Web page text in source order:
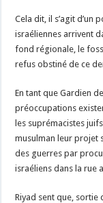
Cela dit, il s’agit d’un
israéliennes arrivent
fond régionale, le
refus obstiné de ce
En tant que Gardien
préoccupations
les suprémacistes
musulman leur projet
des guerres par
israéliens dans la rue
Riyad sent que, sortie